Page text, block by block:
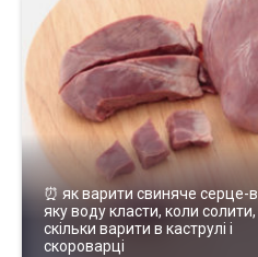
⏰ як варити свиняче серце-в
яку воду класти, коли солити,
скільки варити в каструлі і
скороварці